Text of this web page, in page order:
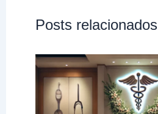
Posts relacionados